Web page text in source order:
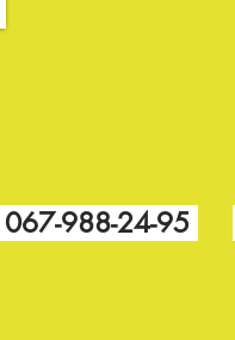
067-988-24-95